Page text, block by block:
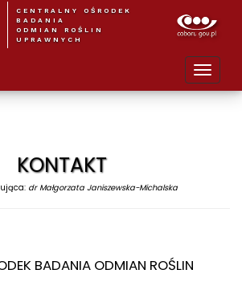
CENTRALNY OŚRODEK
BADANIA
ODMIAN ROŚLIN
UPRAWNYCH
KONTAKT
dr Małgorzata Janiszewska-Michalska
BADANIA ODMIAN ROŚLIN